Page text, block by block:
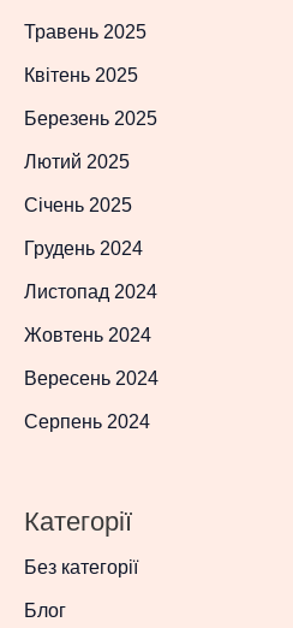
Травень 2025
Квітень 2025
Березень 2025
Лютий 2025
Січень 2025
Грудень 2024
Листопад 2024
Жовтень 2024
Вересень 2024
Серпень 2024
Категорії
Без категорії
Блог